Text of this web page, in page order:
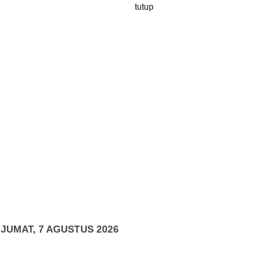
tutup
JUMAT, 7 AGUSTUS 2026